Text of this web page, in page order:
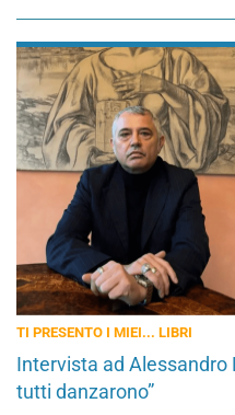
TI PRESENTO I MIEI... LIBRI
Intervista ad Alessandro
tutti danzarono”